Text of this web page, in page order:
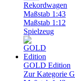
Rekordwagen
Maßstab 1:43
Maßstab 1:12
Spielzeug
GOLD Edition
Zur Kategorie